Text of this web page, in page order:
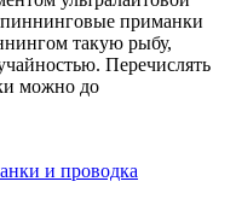
приманки
такую рыбу,
Перечислять
можно до
и проводка